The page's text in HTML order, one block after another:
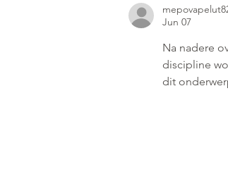
Jun 07
Na nadere
discipline
dit